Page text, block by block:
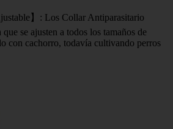
】: Los Collar Antiparasitario
que se ajusten a todos los tamaños de
con cachorro, todavía cultivando perros